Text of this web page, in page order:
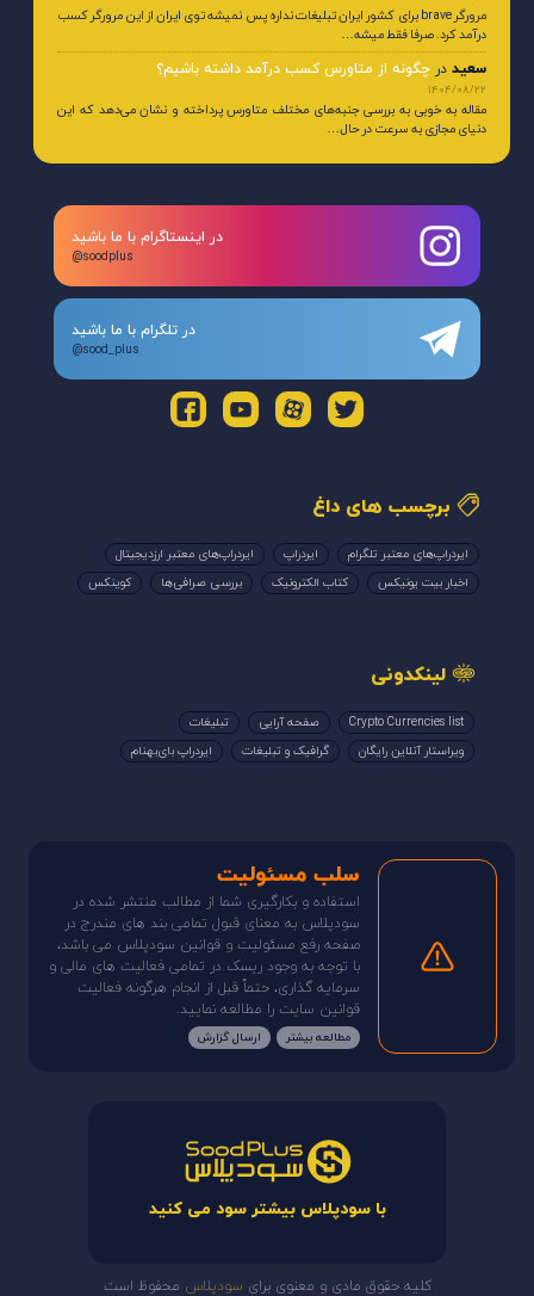
مرورگر brave برای کشور ایران تبلیغات نداره پس نمیشه توی ایران از این مرورگر کسب
درآمد کرد. صرفا فقط میشه…
سعید در چگونه از متاورس کسب درآمد داشته باشیم؟
1404/08/22
مقاله به خوبی به بررسی جنبه‌های مختلف متاورس پرداخته و نشان می‌دهد که این
دنیای مجازی به سرعت در حال…
در اینستاگرام با ما باشید
@soodplus
در تلگرام با ما باشید
@sood_plus
برچسب های داغ
ایردراپ‌های معتبر تلگرام ایردراپ
ایردراپ‌های معتبر ارزدیجیتال
اخبار بیت یونیکس
کتاب الکترونیک بررسی صرافی‌ها کوینکس
لینکدونی
Crypto Currencies list صفحه آرایی
تبلیغات
ویراستار آنلاین رایگان
گرافیک و تبلیغات ایردراپ بای‌بهنام
سلب مسئولیت
استفاده و بکارگیری شما از مطالب منتشر شده در
سودپلاس به معنای قبول تمامی بند های مندرج در
صفحه رفع مسئولیت و قوانین سودپلاس می باشد،
با توجه به وجود ریسک در تمامی فعالیت های مالی و
سرمایه گذاری، حتماً قبل از انجام هرگونه فعالیت
قوانین سایت را مطالعه نمایید.
مطالعه بیشتر ارسال گزارش
با سودپلاس بیشتر سود می کنید
کلیه حقوق مادی و معنوی برای سودپلاس محفوظ است